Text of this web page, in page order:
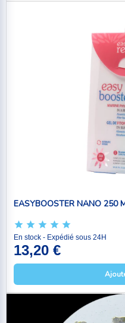
EASYBOOSTER NANO 250
En stock - Expédié sous 24H
13,20 €